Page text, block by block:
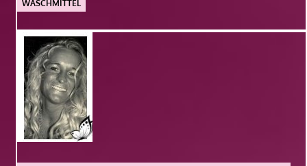
WASCHMITTEL